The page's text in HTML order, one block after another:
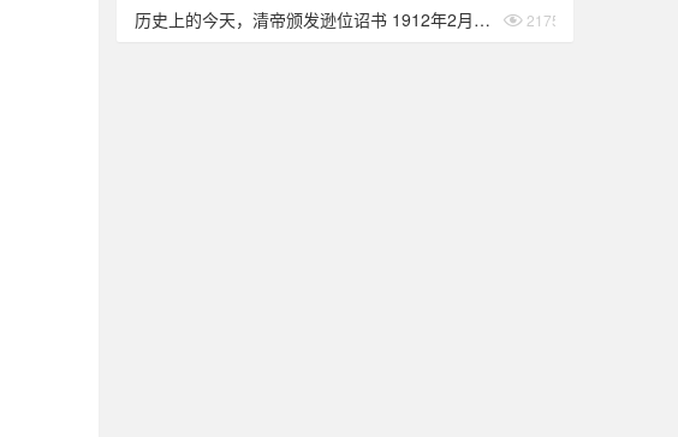
历史上的今天，清帝颁发逊位诏书 1912年2月12日 21758